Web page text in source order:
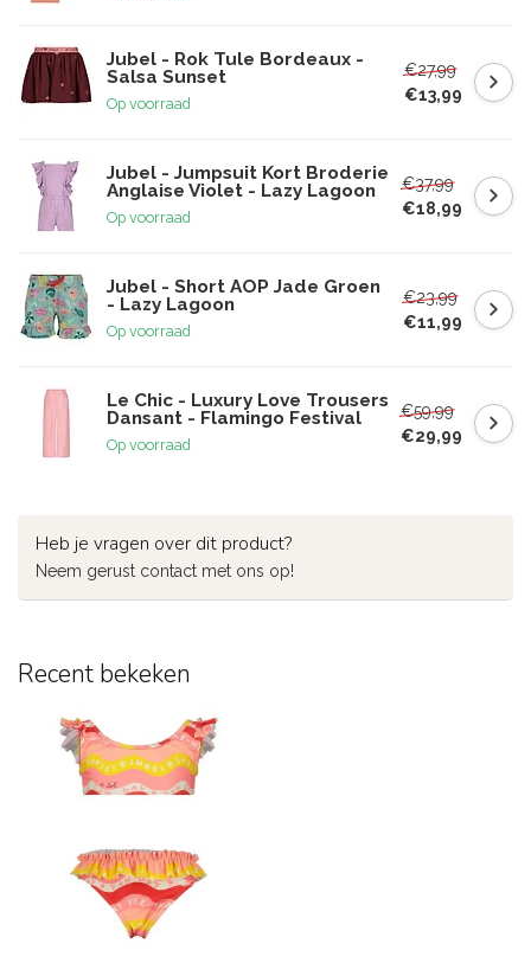
Jubel - Rok Tule Bordeaux -
Salsa Sunset
Op voorraad
€27,99
€13,99
Jubel - Jumpsuit Kort Broderie
Anglaise Violet - Lazy Lagoon
Op voorraad
€37,99
€18,99
Jubel - Short AOP Jade Groen
- Lazy Lagoon
Op voorraad
€23,99
€11,99
Le Chic - Luxury Love Trousers
Dansant - Flamingo Festival
Op voorraad
€59,99
€29,99
Heb je vragen over dit product?
Neem gerust contact met ons op!
Recent bekeken